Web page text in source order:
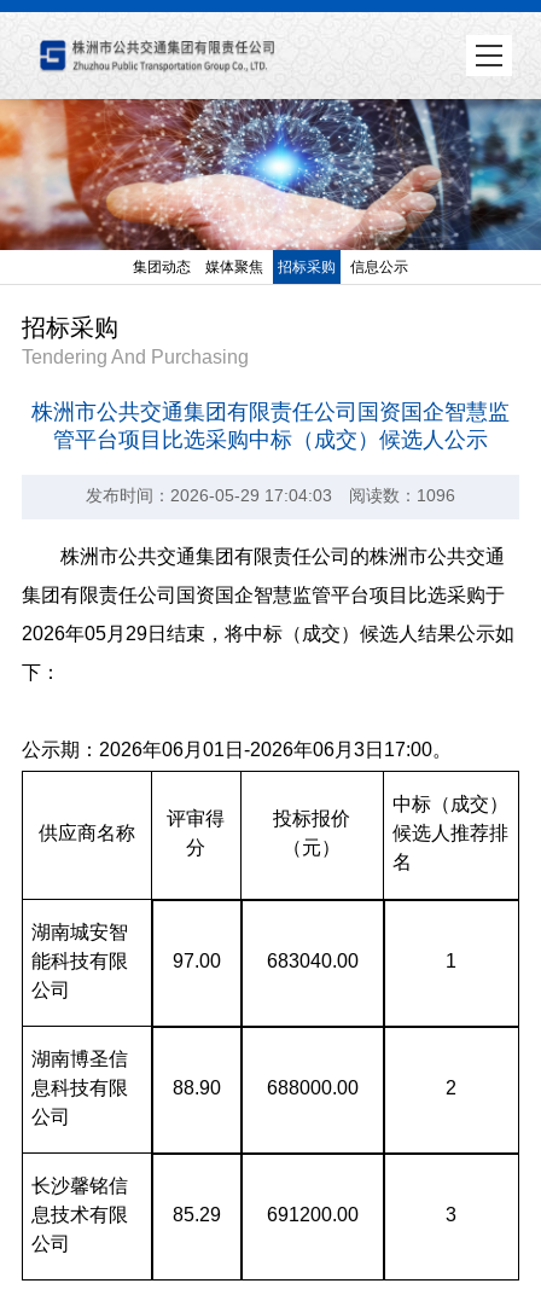
集团动态 媒体聚焦 招标采购 信息公示
招标采购
Tendering And Purchasing
株洲市公共交通集团有限责任公司国资国企智慧监
管平台项目比选采购中标（成交）候选人公示
发布时间：2026-05-29 17:04:03 阅读数：1096
株洲市公共交通集团有限责任公司的株洲市公共交通
集团有限责任公司国资国企智慧监管平台项目比选采购于
2026年05月29日结束，将中标（成交）候选人结果公示如
下：
公示期：2026年06月01日-2026年06月3日17:00。
供应商名称
评审得
分
投标报价
（元）
中标（成交）
候选人推荐排
名
湖南城安智
能科技有限
公司
97.00 683040.00 1
湖南博圣信
息科技有限
公司
88.90 688000.00 2
长沙馨铭信
息技术有限
公司
85.29 691200.00 3